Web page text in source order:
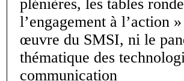
plénières, les tables
l’engagement à l’action
œuvre du SMSI, ni le
thématique des
communication